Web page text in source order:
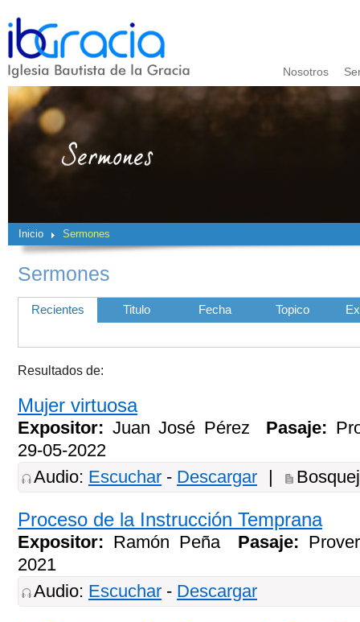
Nosotros
Inicio Sermones
Sermones
Recientes Titulo Fecha Topico
Resultados de:
Mujer virtuosa
Expositor: Juan José Pérez Pasaje:
29-05-2022
Audio: Escuchar - Descargar |
Proceso de la Instrucción Temprana
Expositor: Ramón Peña Pasaje:
2021
Audio: Escuchar - Descargar